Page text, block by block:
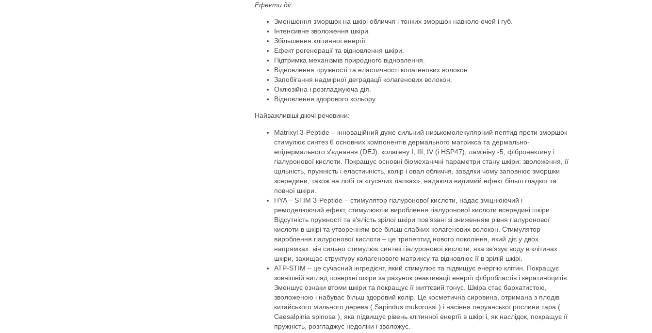
Ефекти дії:
Зменшення зморшок на шкірі обличчя і тонких зморшок навколо очей і губ.
Інтенсивне зволоження шкіри.
Збільшення клітинної енергії.
Ефект регенерації та відновлення шкіри.
Підтримка механізмів природного відновлення.
Відновлення пружності та еластичності колагенових волокон.
Запобігання надмірної деградації колагенових волокон.
Оклюзійна і розгладжуюча дія.
Відновлення здорового кольору.
Найважливіші діючі речовини:
Matrixyl 3-Peptide – інноваційний дуже сильний низькомолекулярний пептид проти зморшок
стимулює синтез 6 основних компонентів дермального матрикса та дермально-
епідермального з’єднання (DEJ): колагену I, III, IV (і HSP47), ламініну -5, фібронектину і
гіалуронової кислоти. Покращує основні біомеханічні параметри стану шкіри: зволоження, її
щільність, пружність і еластичність, колір і овал обличчя, завдяки чому заповнює зморшки
зсередини, також на лобі та «гусячих лапках», надаючи видимий ефект більш гладкої та
повної шкіри.
HYA – STIM 3-Peptide – стимулятор гіалуронової кислоти, надає зміцнюючий і
ремоделюючий ефект, стимулюючи вироблення гіалуронової кислоти всередині шкіри.
Відсутність пружності та в’ялість зрілої шкіри пов’язані зі зниженням рівня гіалуронової
кислоти в шкірі та утворенням все більш слабких колагенових волокон. Стимулятор
вироблення гіалуронової кислоти – це трипептид нового покоління, який діє у двох
напрямках: він сильно стимулює синтез гіалуронової кислоти, яка зв’язує воду в клітинах
шкіри, захищає структуру колагенового матриксу та відновлює її в зрілій шкірі.
ATP-STIM – це сучасний інгредієнт, який стимулює та підвищує енергію клітин. Покращує
зовнішній вигляд поверхні шкіри за рахунок реактивації енергії фібробластів і кератиноцитів.
Зменшує ознаки втоми шкіри та покращує її життєвий тонус. Шкіра стає бархатистою,
зволоженою і набуває більш здоровий колір. Це косметична сировина, отримана з плодів
китайського мильного дерева ( Sapindus mukorossi ) і насіння перуанської рослини тара (
Caesalpinia spinosa ), яка підвищує рівень клітинної енергії в шкірі і, як наслідок, покращує її
пружність, розгладжує недоліки і зволожує.